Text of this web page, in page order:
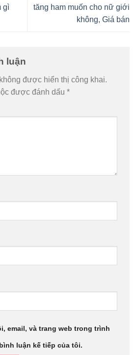
gì
tăng ham muốn cho nữ giới
không, Giá bán
luận
được hiển thị công khai.
được đánh dấu *
email, và trang web trong trình
luận kế tiếp của tôi.